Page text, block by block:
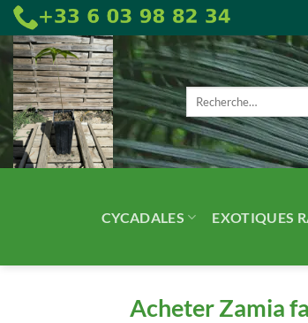
Passer
au
contenu
Recherche
pour :
CYCADALES EXOTIQUES
Acheter Zamia